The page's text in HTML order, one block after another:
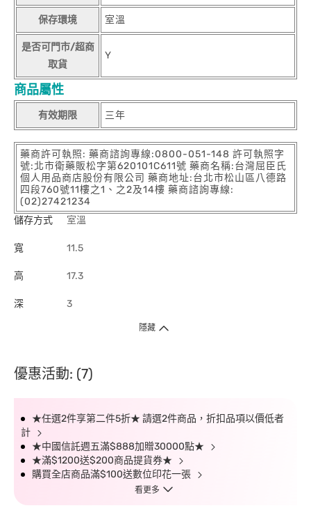
保存環境 室溫
是否可門市/超商
取貨
Y
商品屬性
有效期限 三年
藥商許可執照: 藥商諮詢專線:0800-051-148 許可執照字
號:北市衛藥販松字第620101C611號 藥商名稱:台灣屈臣氏
個人用品商店股份有限公司 藥商地址:台北市松山區八德路
四段760號11樓之1、之2及14樓 藥商諮詢專線:
(02)27421234
儲存方式
室溫
寬 11.5
高 17.3
深 3
隱藏
優惠活動: (7)
★任選2件享第二件5折★ 請選2件商品，折扣品項以價低者
計
★中國信託週五滿$888加贈30000點★
★滿$1200送$200商品提貨券★
購買全店商品滿$100送數位印花一張
看更多